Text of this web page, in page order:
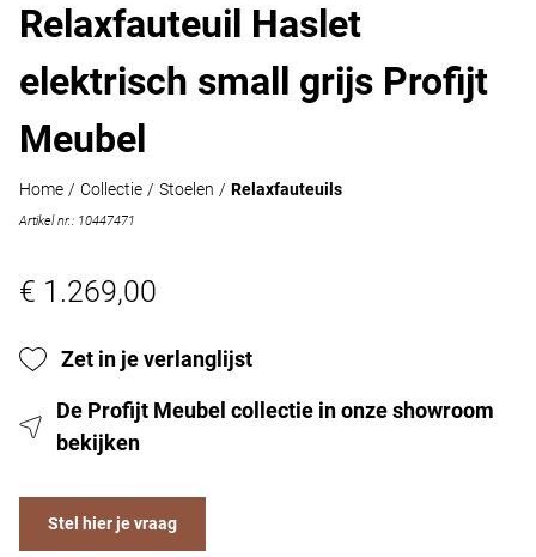
Relaxfauteuil Haslet
elektrisch small grijs Profijt
Meubel
Home / Collectie / Stoelen / Relaxfauteuils
Artikel nr.: 10447471
€ 1.269,00
Zet in je verlanglijst
De Profijt Meubel collectie in onze showroom
bekijken
Stel hier je vraag